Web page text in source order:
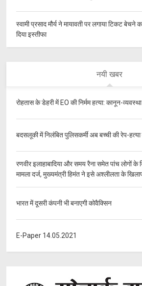
स्वामी प्रसाद मौर्य ने मायावती पर लगाया टिकट
दिया इस्तीफा
नयी खबर
रोहतास के डेहरी में EO की निर्मम हत्या: कानून-
बदसलूकी में निलंबित पुलिसकर्मी अब बच्ची की रेप-
रणवीर इलाहाबादिया और समय रैना समेत पांच लोगों
मामला दर्ज, मुख्यमंत्री हिमंत ने इसे अश्लीलता के
भारत में दूसरी कंपनी भी बनाएगी कोवैक्सिन
E-Paper 14.05.2021